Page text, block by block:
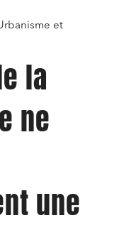
et
la
ne
une